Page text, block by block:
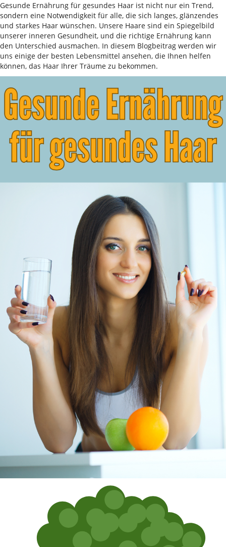
Gesunde Ernährung für gesundes Haar ist nicht nur ein Trend,
sondern eine Notwendigkeit für alle, die sich langes, glänzendes
und starkes Haar wünschen. Unsere Haare sind ein Spiegelbild
unserer inneren Gesundheit, und die richtige Ernährung kann
den Unterschied ausmachen. In diesem Blogbeitrag werden wir
uns einige der besten Lebensmittel ansehen, die Ihnen helfen
können, das Haar Ihrer Träume zu bekommen.